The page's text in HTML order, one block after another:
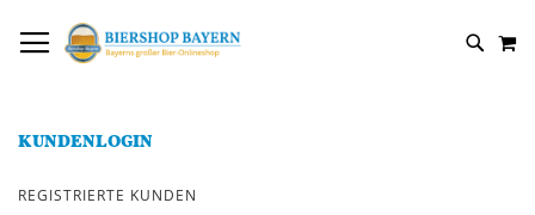
ZUM
INHALT
KUNDENLOGIN
REGISTRIERTE KUNDEN